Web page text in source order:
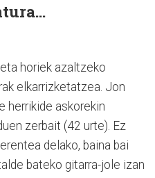
horiek azaltzeko
elkarrizketatzea. Jon
herrikide askorekin
zerbait (42 urte). Ez
delako, baina bai
bateko gitarra-jole izan